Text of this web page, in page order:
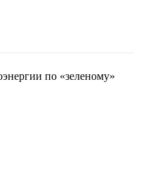
по «зеленому»